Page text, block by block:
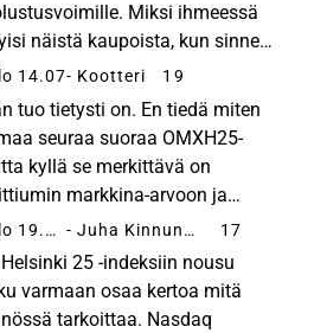
Miksi ihmeessä
näistä kaupoista, kun sinne
KNL omia tuotteita? Ja
vastausta kysymykseen,
muu yritys...
14.07- Kootteri 19
tuo tietysti on. En tiedä miten
seuraa suoraa OMXH25-
kyllä se merkittävä on
markkina-arvoon ja
se nähtiinkin
mitä kautta tämä kommentti
Kyseessä on
27.7.2026 klo 19.20 - Juha Kinnunen 17
25 -indeksiin nousu
varmaan osaa kertoa mitä
tarkoittaa. Nasdaq